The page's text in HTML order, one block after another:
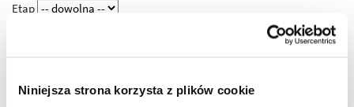
Niniejsza strona korzysta z plików cookie
Etap